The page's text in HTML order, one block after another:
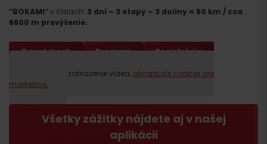
“BOKAMI”v číslach: 3 dni – 3 etapy – 3 doliny = 60 km / cca
6600 m prevýšenie.
O pretekoch Program Registrácia
Prosím, pre zobrazenie videa, akceptujte cookies pre
marketing.
Všetky zážitky nájdete aj v našej
aplikácii